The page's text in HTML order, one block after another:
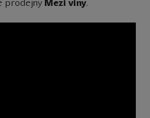
prodejny Mezi viny.